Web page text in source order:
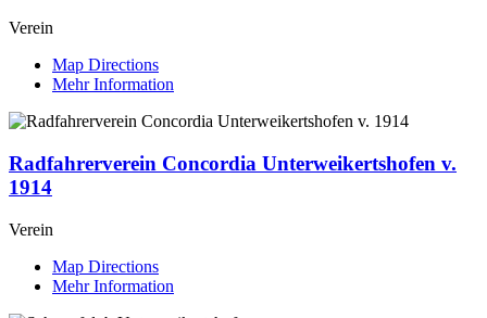
Verein
Map Directions
Mehr Information
Radfahrerverein Concordia Unterweikertshofen v.
1914
Verein
Map Directions
Mehr Information